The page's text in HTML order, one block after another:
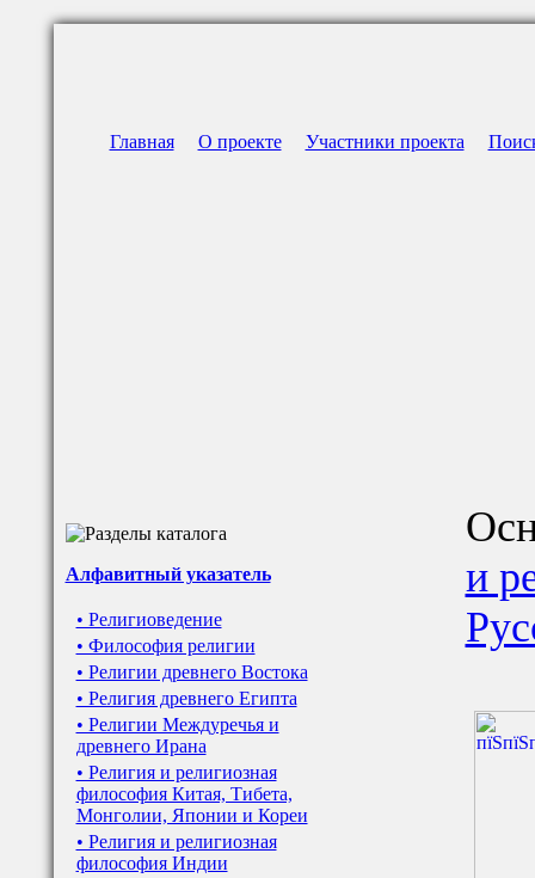
Главная О проекте Участники проекта
Алфавитный указатель
• Религиоведение
• Философия религии
• Религии древнего Востока
• Религия древнего Египта
• Религии Междуречья и
древнего Ирана
• Религия и религиозная
философия Китая, Тибета,
Монголии, Японии и Кореи
• Религия и религиозная
философия Индии
и